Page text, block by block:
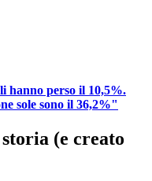
hanno perso il 10,5%.
sole sono il 36,2%"
(e creato